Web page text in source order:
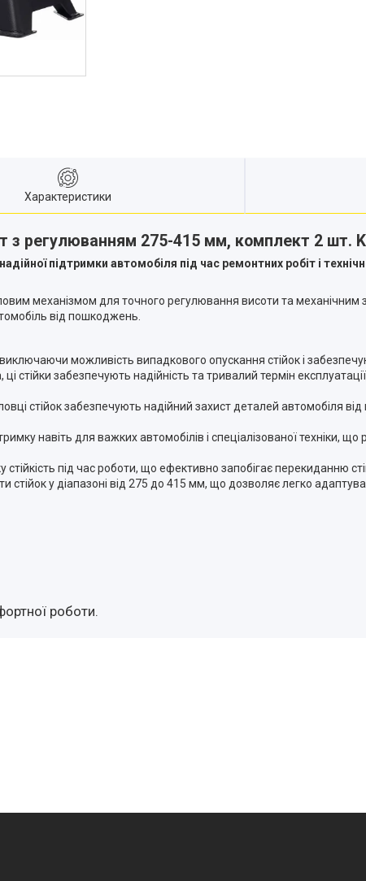
Характеристики
з регулюванням 275-415 мм, комплект 2 шт.
підтримки автомобіля під час ремонтних робіт і
механізмом для точного регулювання висоти та
від пошкоджень.
виключаючи можливість випадкового опускання стійок і
ці стійки забезпечують надійність та тривалий термін
стійок забезпечують надійний захист деталей автомобіля
навіть для важких автомобілів і спеціалізованої техніки,
стійкість під час роботи, що ефективно запобігає перекиданню
у діапазоні від 275 до 415 мм, що дозволяє легко
роботи.